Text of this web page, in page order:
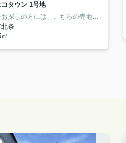
タウン 1号地
売地をお探しの方には、こちらの売地はいかがでしょうか。閑静な住宅街で多賀小学校まで徒歩5分以内。マルナカ東予店まで車で約4分と周辺環境も整っており、住まいの環境として一押しです。
条